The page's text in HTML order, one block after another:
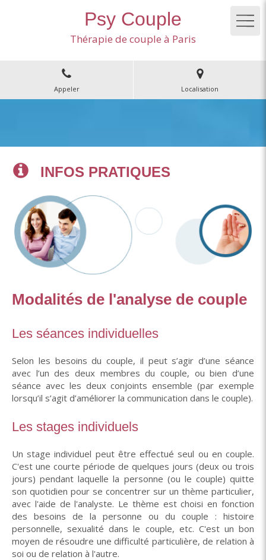
Psy Couple
Thérapie de couple à Paris
Appeler Localisation
INFOS PRATIQUES
Modalités de l'analyse de couple
Les séances individuelles
Selon les besoins du couple, il peut s’agir d’une séance
avec l’un des deux membres du couple, ou bien d’une
séance avec les deux conjoints ensemble (par exemple
lorsqu’il s’agit d’améliorer la communication dans le couple).
Les stages individuels
Un stage individuel peut être effectué seul ou en couple.
C'est une courte période de quelques jours (deux ou trois
jours) pendant laquelle la personne (ou le couple) quitte
son quotidien pour se concentrer sur un thème particulier,
avec l'aide de l'analyste. Le thème est choisi en fonction
des besoins de la personne ou du couple : histoire
personnelle, sexualité dans le couple, etc. C'est un bon
moyen de résoudre une difficulté particulière, de relation à
soi ou de relation à l'autre.